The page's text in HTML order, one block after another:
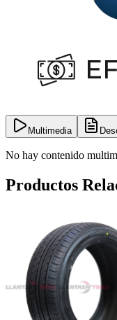
Multimedia
No hay contenido
Productos